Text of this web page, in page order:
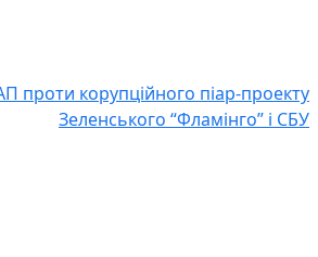
проти корупційного піар-проекту
Зеленського “Фламінго” і СБУ